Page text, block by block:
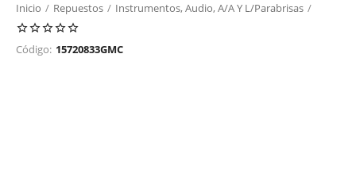
Inicio / Repuestos / Instrumentos, Audio, A/A Y L/Parabrisas /
Sistema Ventilación, Filtro Y Panel Control
Código: 15720833GMC